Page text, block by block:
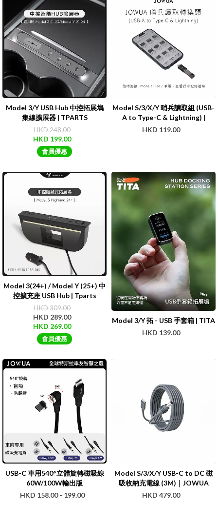
Model 3/Y USB Hub 中控拓展塢
集線擴展器 | TPARTS
HKD 248.00
HKD 199.00
會員優惠
Model S/3/X/Y 哨兵讀取組 (USB-
A to Type-C & Lightning) |
Jowua
HKD 119.00
Model 3(24+) / Model Y (25+) 中
控擴充座 USB Hub | Tparts
HKD 309.00
HKD 289.00
HKD 269.00
會員優惠
Model 3/Y 拓 - USB 手套箱 | TITA
HKD 139.00
USB-C 車用540°立體旋轉磁吸線
60W/100W輸出版
(0.4M/1M/1.8M)| Jowua
HKD 158.00 - 199.00
Model S/3/X/Y USB-C to DC 磁
吸收納充電線 (3M)｜JOWUA
HKD 479.00